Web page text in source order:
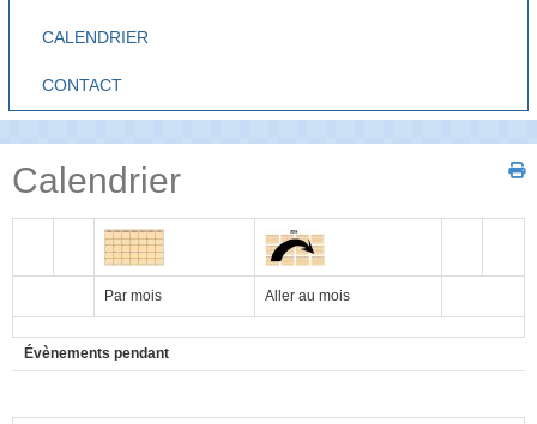
CALENDRIER
CONTACT
Calendrier
Par mois Aller au mois
Évènements pendant